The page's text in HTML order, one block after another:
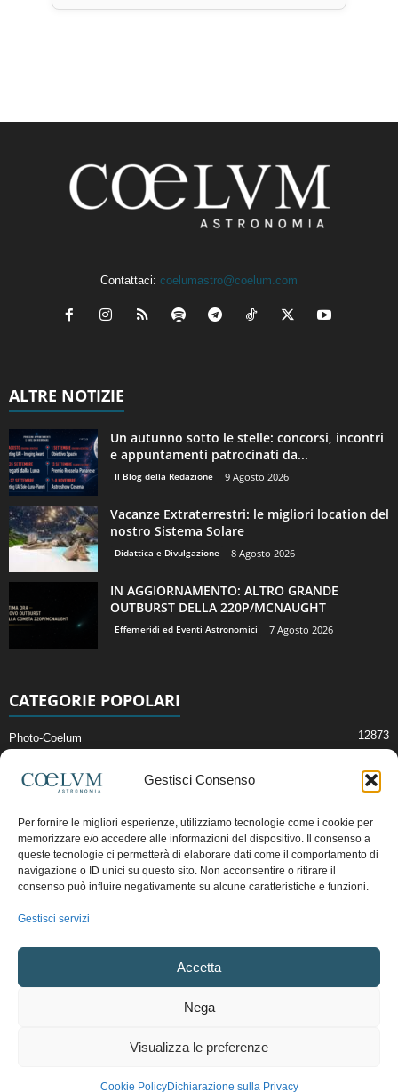
Gestisci Consenso
Per fornire le migliori esperienze, utilizziamo tecnologie come i cookie per
memorizzare e/o accedere alle informazioni del dispositivo. Il consenso a
queste tecnologie ci permetterà di elaborare dati come il comportamento di
navigazione o ID unici su questo sito. Non acconsentire o ritirare il
consenso può influire negativamente su alcune caratteristiche e funzioni.
Gestisci servizi
Accetta
Nega
Visualizza le preferenze
Cookie PolicyDichiarazione sulla Privacy
Contattaci: coelumastro@coelum.com
ALTRE NOTIZIE
Un autunno sotto le stelle: concorsi, incontri
e appuntamenti patrocinati da...
Il Blog della Redazione 9 Agosto 2026
Vacanze Extraterrestri: le migliori location del
nostro Sistema Solare
Didattica e Divulgazione 8 Agosto 2026
IN AGGIORNAMENTO: ALTRO GRANDE
OUTBURST DELLA 220P/MCNAUGHT
Effemeridi ed Eventi Astronomici 7 Agosto 2026
CATEGORIE POPOLARI
Photo-Coelum 12873
News di Astronomia 2412
Cielo del Mese
Astronomia, Astrofisica e Cosmologia
Articoli e Risorse On-Line
Copyright © 1997 - 2024 vietata la riproduzione.
Termini e Condizioni di Vendita
Regolamento Community e Aree di Discussione
Cookie Policy (UE)